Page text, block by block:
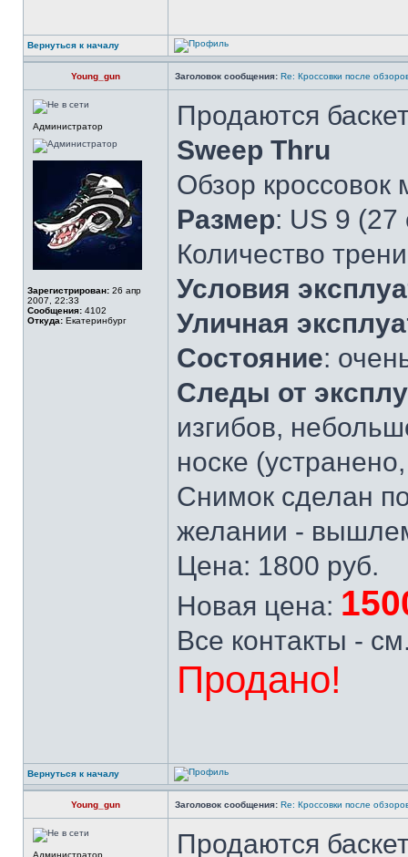
Вернуться к началу
Young_gun Заголовок сообщения: Re: Кроссовки после
Администратор
Зарегистрирован: 26 апр
2007, 22:33
Сообщения: 4102
Откуда: Екатеринбург
Продаются
Sweep Thru
Обзор
Размер: US 9 (27
Количество
Условия
Уличная
Состояние:
Следы от
изгибов,
носке
Снимок сделан
желании -
Цена: 1800 руб.
Новая цена:
Все контакты -
Продано!
Вернуться к началу
Young_gun Заголовок сообщения: Re: Кроссовки после
Администратор
Продаются